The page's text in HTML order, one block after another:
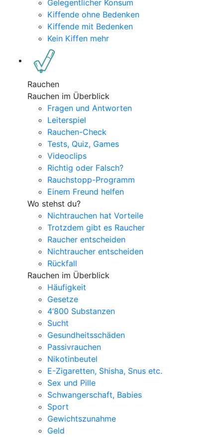
Gelegentlicher Konsum
Kiffende ohne Bedenken
Kiffende mit Bedenken
Kein Kiffen mehr
Rauchen
Rauchen im Überblick
Fragen und Antworten
Leiterspiel
Rauchen-Check
Tests, Quiz, Games
Videoclips
Richtig oder Falsch?
Rauchstopp-Programm
Einem Freund helfen
Wo stehst du?
Nichtrauchen hat Vorteile
Trotzdem gibt es Raucher
Raucher entscheiden
Nichtraucher entscheiden
Rückfall
Rauchen im Überblick
Häufigkeit
Gesetze
4‘800 Substanzen
Sucht
Gesundheitsschäden
Passivrauchen
Nikotinbeutel
E-Zigaretten, Shisha, Snus etc.
Sex und Pille
Schwangerschaft, Babies
Sport
Gewichtszunahme
Geld